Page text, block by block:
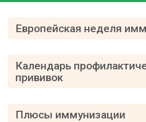
Европейская неделя
Календарь
прививок
Плюсы иммунизации